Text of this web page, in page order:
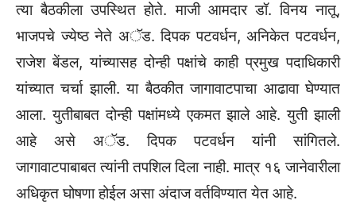
त्या बैठकीला उपस्थित होते. माजी आमदार डॉ. विनय नातू,
भाजपचे ज्येष्ठ नेते अॅड. दिपक पटवर्धन, अनिकेत पटवर्धन,
राजेश बेंडल, यांच्यासह दोन्ही पक्षांचे काही प्रमुख पदाधिकारी
यांच्यात चर्चा झाली. या बैठकीत जागावाटपाचा आढावा घेण्यात
आला. युतीबाबत दोन्ही पक्षांमध्ये एकमत झाले आहे. युती झाली
आहे असे अॅड. दिपक पटवर्धन यांनी सांगितले.
जागावाटपाबाबत त्यांनी तपशिल दिला नाही. मात्र १६ जानेवारीला
अधिकृत घोषणा होईल असा अंदाज वर्तविण्यात येत आहे.